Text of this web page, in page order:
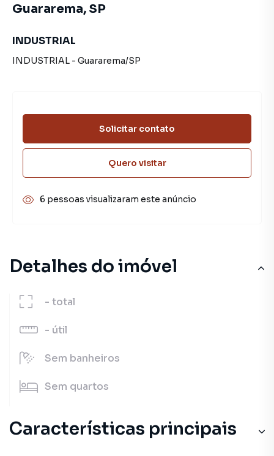
Detalhes do imóvel
- total
- útil
Sem banheiros
Sem quartos
Características principais
Guararema, SP
INDUSTRIAL
INDUSTRIAL - Guararema/SP
Solicitar contato
Quero visitar
6 pessoas visualizaram este anúncio